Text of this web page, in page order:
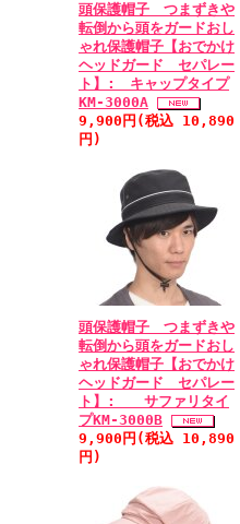
頭保護帽子 つまずきや
転倒から頭をガードおし
ゃれ保護帽子【おでかけ
ヘッドガード セパレー
ト】: キャップタイプ
KM-3000A
9,900円(税込 10,890
円)
頭保護帽子 つまずきや
転倒から頭をガードおし
ゃれ保護帽子【おでかけ
ヘッドガード セパレー
ト】: サファリタイ
プKM-3000B
9,900円(税込 10,890
円)